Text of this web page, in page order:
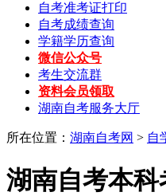
自考准考证打印
自考成绩查询
学籍学历查询
微信公众号
考生交流群
资料会员领取
湖南自考服务大厅
所在位置： 湖南自考网 > 自
湖南自考本科